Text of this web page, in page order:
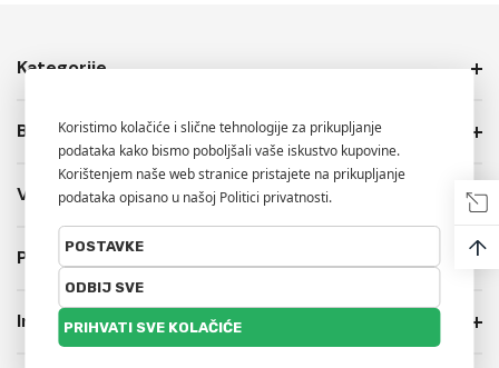
Kategorije
Brendovi
Više Info.
PRIVATNOST I USLOVI PRODAJE
Informacije o trgovini
↑